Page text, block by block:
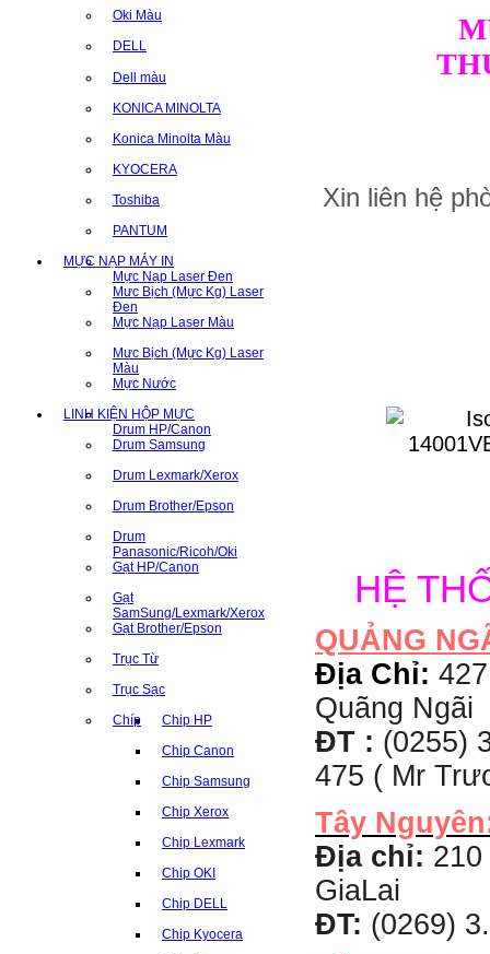
Oki Màu
DELL
Dell màu
KONICA MINOLTA
Konica Minolta Màu
KYOCERA
Toshiba
PANTUM
MỰC NẠP MÁY IN
Mực Nạp Laser Đen
Mưc Bịch (Mực Kg) Laser
Đen
Mực Nạp Laser Màu
Mưc Bịch (Mực Kg) Laser
Màu
Mực Nước
LINH KIỆN HỘP MỰC
Drum HP/Canon
Drum Samsung
Drum Lexmark/Xerox
Drum Brother/Epson
Drum
Panasonic/Ricoh/Oki
Gạt HP/Canon
Gạt
SamSung/Lexmark/Xerox
Gạt Brother/Epson
Trục Từ
Trục Sạc
Chíp Chip HP
Chip Canon
Chip Samsung
Chip Xerox
Chip Lexmark
Chip OKI
Chip DELL
Chip Kyocera
Xin liên hệ
HỆ
QUẢNG
Địa Chỉ:
Quãng Ngãi
ĐT : (0255)
475 ( Mr
Tây
Địa chỉ:
GiaLai
ĐT: (0269)